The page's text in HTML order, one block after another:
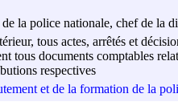
la police nationale, chef de la
tous actes, arrêtés et
tous documents comptables
respectives
et de la formation de la